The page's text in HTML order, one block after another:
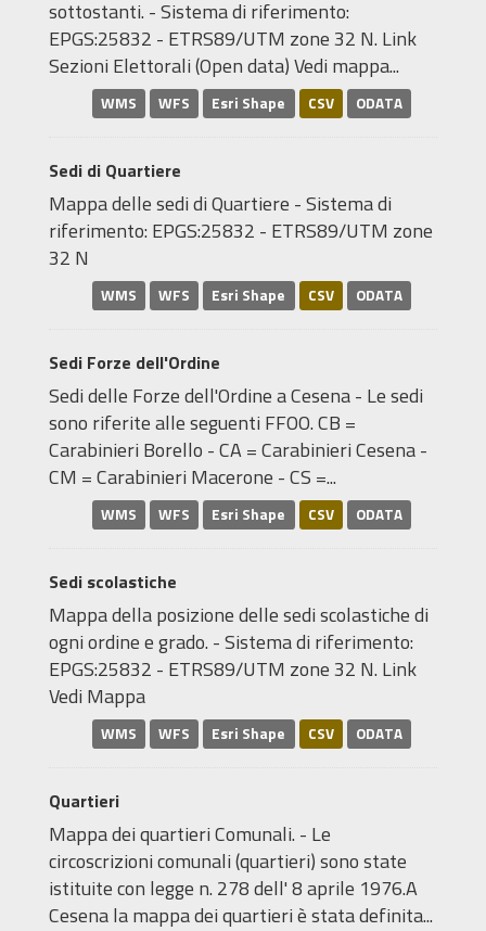
sottostanti. - Sistema di riferimento:
EPGS:25832 - ETRS89/UTM zone 32 N. Link
Sezioni Elettorali (Open data) Vedi mappa...
WMS WFS Esri Shape CSV ODATA
Sedi di Quartiere
Mappa delle sedi di Quartiere - Sistema di
riferimento: EPGS:25832 - ETRS89/UTM zone
32 N
WMS WFS Esri Shape CSV ODATA
Sedi Forze dell'Ordine
Sedi delle Forze dell'Ordine a Cesena - Le sedi
sono riferite alle seguenti FFOO. CB =
Carabinieri Borello - CA = Carabinieri Cesena -
CM = Carabinieri Macerone - CS =...
WMS WFS Esri Shape CSV ODATA
Sedi scolastiche
Mappa della posizione delle sedi scolastiche di
ogni ordine e grado. - Sistema di riferimento:
EPGS:25832 - ETRS89/UTM zone 32 N. Link
Vedi Mappa
WMS WFS Esri Shape CSV ODATA
Quartieri
Mappa dei quartieri Comunali. - Le
circoscrizioni comunali (quartieri) sono state
istituite con legge n. 278 dell' 8 aprile 1976.A
Cesena la mappa dei quartieri è stata definita...